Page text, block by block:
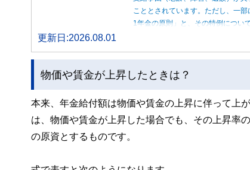
こととされています。ただし、一
1年金の原則」と、その特例につい
更新日:2026.08.01
物価や賃金が上昇したときは？
本来、年金給付額は物価や賃金の上昇に伴って上
は、物価や賃金が上昇した場合でも、その上昇率
の原資とするものです。